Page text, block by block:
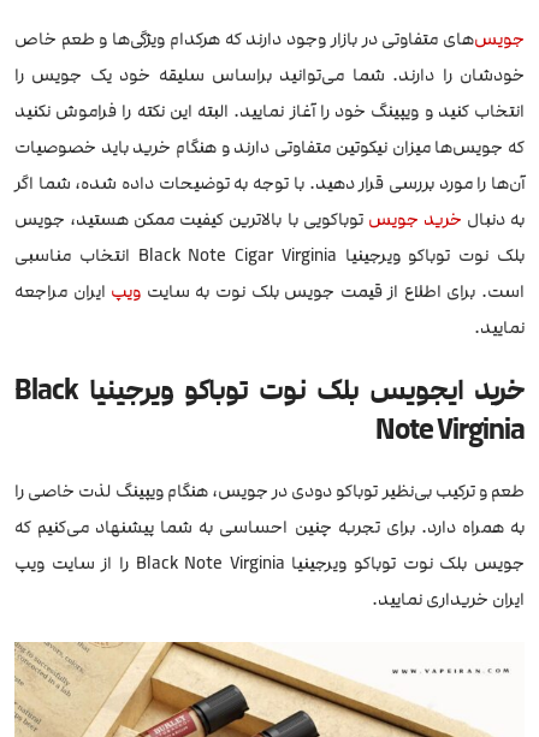
جویس‌های متفاوتی در بازار وجود دارند که هرکدام ویژگی‌ها و طعم خاص
خودشان را دارند. شما می‌توانید براساس سلیقه خود یک جویس را
انتخاب کنید و ویپینگ خود را آغاز نمایید. البته این نکته را فراموش نکنید
که جویس‌ها میزان نیکوتین متفاوتی دارند و هنگام خرید باید خصوصیات
آن‌ها را مورد بررسی قرار دهید. با توجه به توضیحات داده شده، شما اگر
به دنبال خرید جویس توباکویی با بالاترین کیفیت ممکن هستید، جویس
بلک نوت توباکو ویرجینیا Black Note Cigar Virginia انتخاب مناسبی
است. برای اطلاع از قیمت جویس بلک نوت به سایت ویپ ایران مراجعه
نمایید.
خرید ایجویس بلک نوت توباکو ویرجینیا Black
Note Virginia
طعم و ترکیب بی‌نظیر توباکو دودی در جویس، هنگام ویپینگ لذت خاصی را
به همراه دارد. برای تجربه چنین احساسی به شما پیشنهاد می‌کنیم که
جویس بلک نوت توباکو ویرجینیا Black Note Virginia را از سایت ویپ
ایران خریداری نمایید.